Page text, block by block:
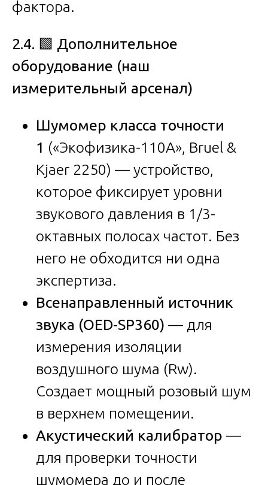
фактора.
2.4. 🟩 Дополнительное
оборудование (наш
измерительный арсенал)
Шумомер класса точности
1 («Экофизика-110А», Bruel &
Kjaer 2250) — устройство,
которое фиксирует уровни
звукового давления в 1/3-
октавных полосах частот. Без
него не обходится ни одна
экспертиза.
Всенаправленный источник
звука (OED-SP360) — для
измерения изоляции
воздушного шума (Rw).
Создает мощный розовый шум
в верхнем помещении.
Акустический калибратор —
для проверки точности
шумомера до и после